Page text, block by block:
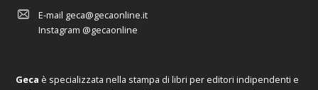
E-mail geca@gecaonline.it
Instagram @gecaonline
Geca è specializzata nella stampa di libri per editori indipendenti e